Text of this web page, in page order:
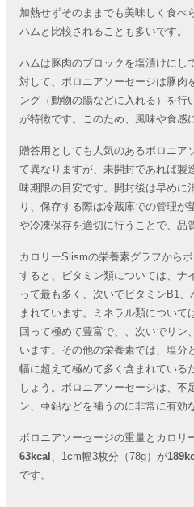
加熱せずそのままでも美味しく食べ
ハムと比較されることも多いです。
ハムは豚肉のブロックを塩漬けにし
対して、ボロニアソーセージは豚肉
ング（動物の腸などに入れる）を行
が特徴です。このため、風味や食感
贈答用としても人気のあるボロニア
て異なりますが、未開封であれば製
味期限の目安です。開封後は早めに
り、保存する際は冷蔵庫での管理が
や冷凍保存を適切に行うことで、品
カロリーSlismの栄養素グラフから
すると、ビタミン類については、ナ
って最も多く、次いでビタミンB1
まれています。ミネラル類について
回って極めて豊富で、、次いでリン
います。その他の栄養素では、塩分
幅に超えて極めて多く含まれている
しょう。ボロニアソーセージは、不
ン、亜鉛などを補うのに非常に有効
ボロニアソーセージの重量とカロリ
63kcal 、1cm幅3枚分（78g）が
です。